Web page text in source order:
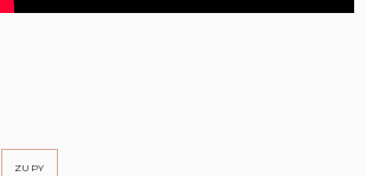
ZUPY